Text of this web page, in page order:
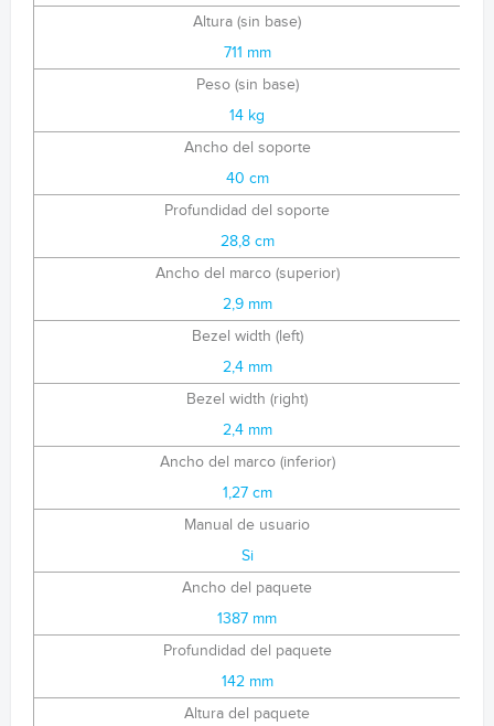
Altura (sin base)
711 mm
Peso (sin base)
14 kg
Ancho del soporte
40 cm
Profundidad del soporte
28,8 cm
Ancho del marco (superior)
2,9 mm
Bezel width (left)
2,4 mm
Bezel width (right)
2,4 mm
Ancho del marco (inferior)
1,27 cm
Manual de usuario
Si
Ancho del paquete
1387 mm
Profundidad del paquete
142 mm
Altura del paquete